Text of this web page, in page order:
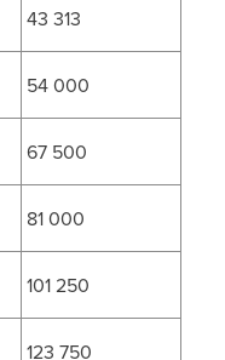
43 313
54 000
67 500
81 000
101 250
123 750